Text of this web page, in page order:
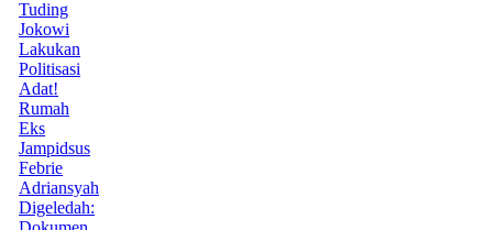
Tuding
Jokowi
Lakukan
Politisasi
Adat!
Rumah
Eks
Jampidsus
Febrie
Adriansyah
Digeledah: